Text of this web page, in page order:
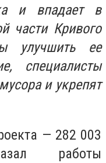
и впадает в
части Кривого
улучшить ее
специалисты
и укрепят
— 282 003
работы